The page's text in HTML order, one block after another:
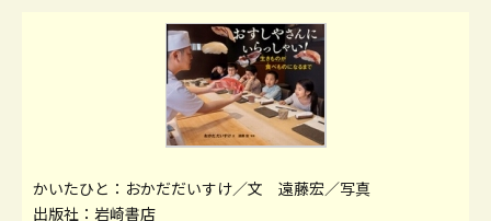
かいたひと：おかだだいすけ／文 遠藤宏／写真
出版社：岩崎書店